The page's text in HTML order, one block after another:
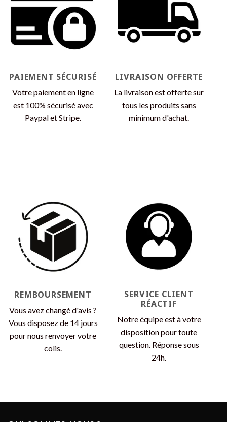
options
peuvent
être
choisies
du
produit
PAIEMENT SÉCURISÉ
Votre paiement en ligne
est 100% sécurisé avec
Paypal et Stripe.
LIVRAISON OFFERTE
La livraison est offerte sur
tous les produits sans
minimum d'achat.
REMBOURSEMENT
Vous avez changé d'avis ?
Vous disposez de 14 jours
pour nous renvoyer votre
colis.
SERVICE CLIENT
RÉACTIF
Notre équipe est à votre
disposition pour toute
question. Réponse sous
24h.